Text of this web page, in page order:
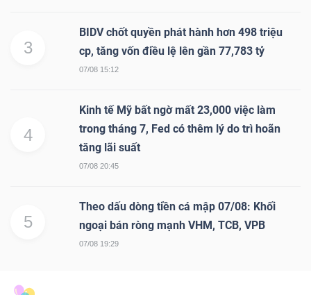
3
BIDV chốt quyền phát hành hơn 498 triệu
cp, tăng vốn điều lệ lên gần 77,783 tỷ
07/08 15:12
4
Kinh tế Mỹ bất ngờ mất 23,000 việc làm
trong tháng 7, Fed có thêm lý do trì hoãn
tăng lãi suất
07/08 20:45
5
Theo dấu dòng tiền cá mập 07/08: Khối
ngoại bán ròng mạnh VHM, TCB, VPB
07/08 19:29